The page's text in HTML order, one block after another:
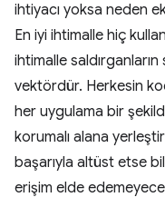
ihtiyacı yoksa neden
En iyi ihtimalle hiç
ihtimalle
vektördür. Herkesin
her uygulama bir
korumalı alana
başarıyla altüst etse
erişim elde